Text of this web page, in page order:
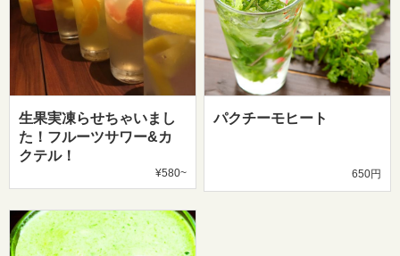
生果実凍らせちゃいまし
た！フルーツサワー&カ
クテル！
¥580~
パクチーモヒート
650円